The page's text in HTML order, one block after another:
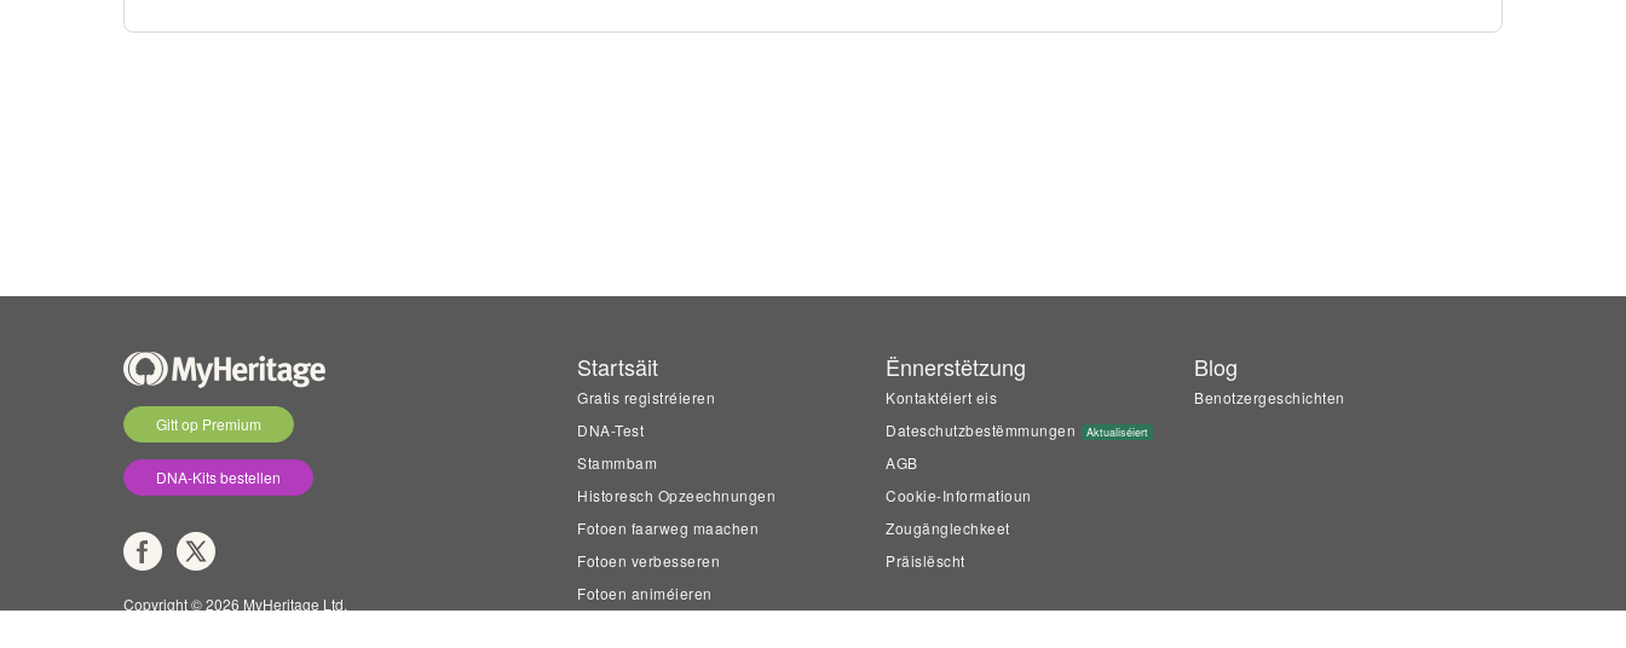
Gitt op Premium
DNA-Kits bestellen
Copyright © 2026 MyHeritage Ltd.
Startsäit
Gratis registréieren
DNA-Test
Stammbam
Historesch Opzeechnungen
Fotoen faarweg maachen
Fotoen verbesseren
Fotoen animéieren
Ënnerstëtzung
Kontaktéiert eis
Dateschutzbestëmmungen
Aktualiséiert
AGB
Cookie-Informatioun
Zougänglechkeet
Präislëscht
Blog
Benotzergeschichten